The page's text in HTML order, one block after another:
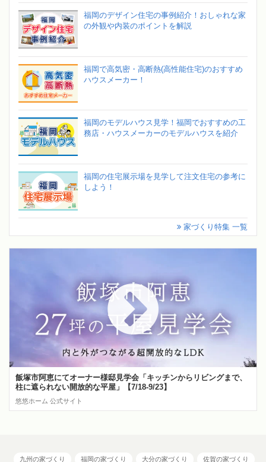
福岡のデザイン住宅の事例紹介！おしゃれな家
の外観や内装のポイントを解説
福岡で高気密・高断熱(高性能住宅)のおすすめ
ハウスメーカー！
福岡のモデルハウス見学！福岡でおすすめの工
務店・ハウスメーカーのモデルハウスを紹介
福岡の住宅展示場を見学して注文住宅の参考に
しよう！
家づくり特集 一覧
飯塚市阿恵にてオーナー様邸見学会「キッチンからリビングまで、
柱に遮られない開放的な平屋」【7/18-9/23】
悠悠ホーム 公式サイト
九州の家づくり 福岡の家づくり 大分の家づくり 佐賀の家づくり